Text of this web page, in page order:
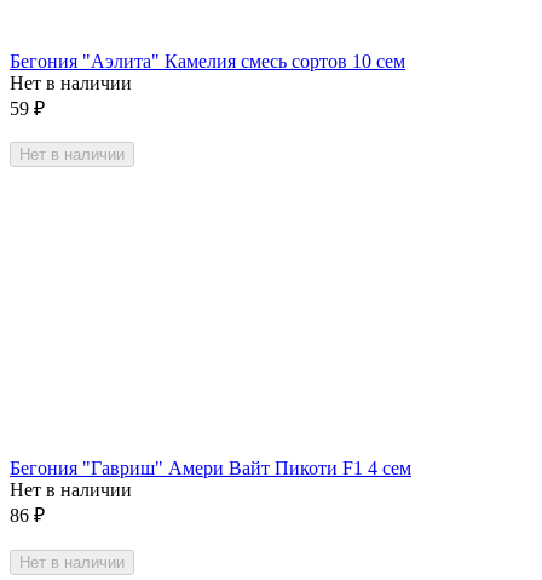
Бегония "Аэлита" Камелия смесь сортов 10 сем
Нет в наличии
59 ₽
Нет в наличии
Бегония "Гавриш" Амери Вайт Пикоти F1 4 сем
Нет в наличии
86 ₽
Нет в наличии